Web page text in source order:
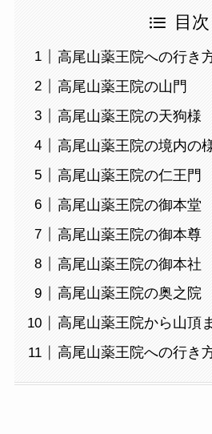
目次
高尾山薬王院への行き
高尾山薬王院の山門
高尾山薬王院の天狗様
高尾山薬王院の境内の
高尾山薬王院の仁王門
高尾山薬王院の御本堂
高尾山薬王院の御本尊
高尾山薬王院の御本社
高尾山薬王院の奥之院
高尾山薬王院から山頂
高尾山薬王院への行き